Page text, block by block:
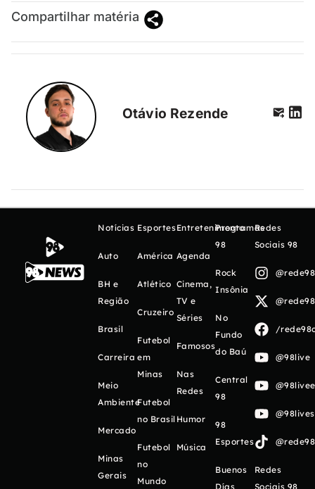
Compartilhar matéria
Otávio Rezende
Notícias
Auto
BH e
Região
Brasil
Carreira
Meio
Ambiente
Mercado
Minas
Gerais
Esportes
América
Atlético
Cruzeiro
Futebol
em
Minas
Futebol
no Brasil
Futebol
no
Mundo
Entretenimento
Agenda
Cinema,
TV e
Séries
Famosos
Nas
Redes
Humor
Música
Programas
98
Rock
Insônia
No
Fundo
do Baú
Central
98
98
Esportes
Buenos
Días
Redes
Sociais 98
/
@98live
Redes
Sociais 98